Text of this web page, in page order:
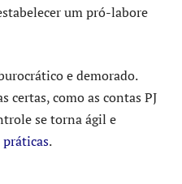
um pró-labore
e demorado.
certas, como as contas PJ
se torna ágil e
práticas.